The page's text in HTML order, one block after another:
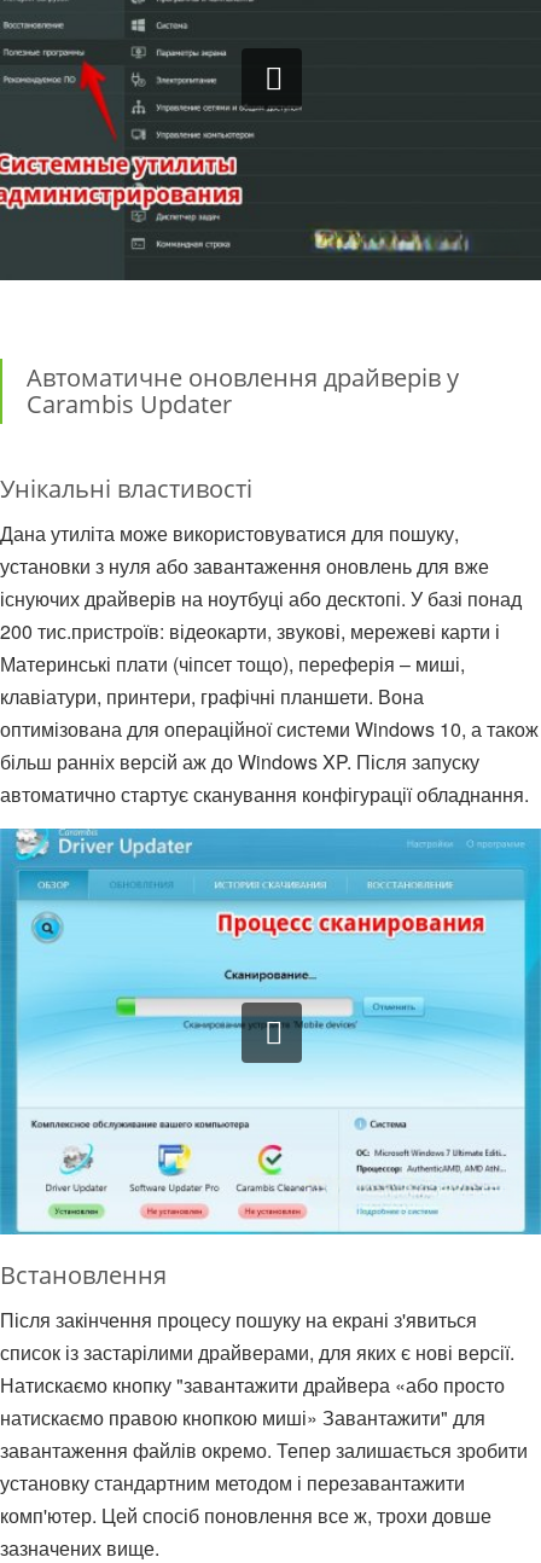
Автоматичне оновлення драйверів у
Carambis Updater
Унікальні властивості
Дана утиліта може використовуватися для пошуку,
установки з нуля або завантаження оновлень для вже
існуючих драйверів на ноутбуці або десктопі. У базі понад
200 тис.пристроїв: відеокарти, звукові, мережеві карти і
Материнські плати (чіпсет тощо), переферія – миші,
клавіатури, принтери, графічні планшети. Вона
оптимізована для операційної системи Windows 10, а також
більш ранніх версій аж до Windows XP. Після запуску
автоматично стартує сканування конфігурації обладнання.
Встановлення
Після закінчення процесу пошуку на екрані з'явиться
список із застарілими драйверами, для яких є нові версії.
Натискаємо кнопку "завантажити драйвера «або просто
натискаємо правою кнопкою миші» Завантажити" для
завантаження файлів окремо. Тепер залишається зробити
установку стандартним методом і перезавантажити
комп'ютер. Цей спосіб поновлення все ж, трохи довше
зазначених вище.